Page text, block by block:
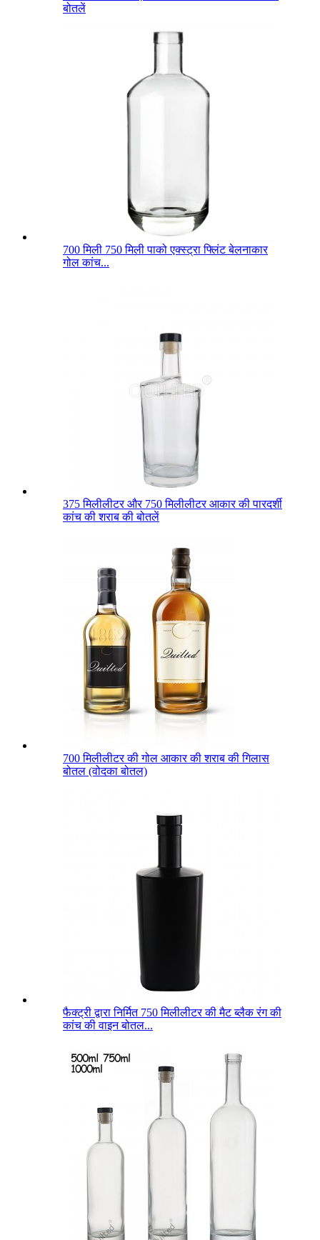
बोतलें
700 मिली 750 मिली पाको एक्स्ट्रा फ्लिंट बेलनाकार
गोल कांच...
375 मिलीलीटर और 750 मिलीलीटर आकार की पारदर्शी
कांच की शराब की बोतलें
700 मिलीलीटर की गोल आकार की शराब की गिलास
बोतल (वोदका बोतल)
फैक्ट्री द्वारा निर्मित 750 मिलीलीटर की मैट ब्लैक रंग की
कांच की वाइन बोतल...